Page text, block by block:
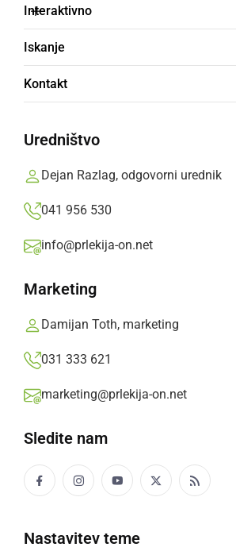
Interaktivno
Iskanje
Kontakt
Uredništvo
Dejan Razlag, odgovorni urednik
041 956 530
info@prlekija-on.net
Marketing
Damijan Toth, marketing
031 333 621
marketing@prlekija-on.net
Sledite nam
Nastavitev teme
ŠPORT
Bron za Narseja v Dakarju
Družabno
Črna kronika
Šport
Politika
Gospodarstvo
Narava